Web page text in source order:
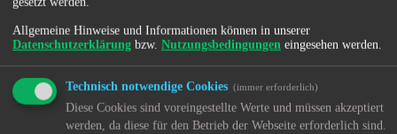
Ich habe mein Passwort vergessen
Angemeldet bleiben
Meinen Online-Status während dieser Sitzung verbergen
Allgemeine Hinweise und Informationen können in unserer
Datenschutzerklärung bzw. Nutzungsbedingungen eingesehen werden.
Technisch notwendige Cookies (immer erforderlich)
Diese Cookies sind voreingestellte Werte und müssen akzeptiert
werden, da diese für den Betrieb der Webseite erforderlich sind.